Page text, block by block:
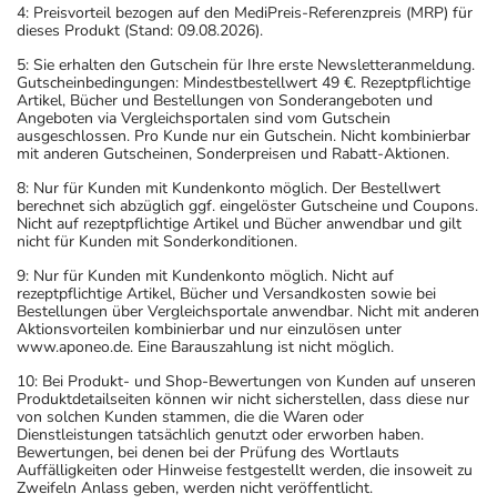
4: Preisvorteil bezogen auf den MediPreis-Referenzpreis (MRP) für
dieses Produkt (Stand: 09.08.2026).
5: Sie erhalten den Gutschein für Ihre erste Newsletteranmeldung.
Gutscheinbedingungen: Mindestbestellwert 49 €. Rezeptpflichtige
Artikel, Bücher und Bestellungen von Sonderangeboten und
Angeboten via Vergleichsportalen sind vom Gutschein
ausgeschlossen. Pro Kunde nur ein Gutschein. Nicht kombinierbar
mit anderen Gutscheinen, Sonderpreisen und Rabatt-Aktionen.
8: Nur für Kunden mit Kundenkonto möglich. Der Bestellwert
berechnet sich abzüglich ggf. eingelöster Gutscheine und Coupons.
Nicht auf rezeptpflichtige Artikel und Bücher anwendbar und gilt
nicht für Kunden mit Sonderkonditionen.
9: Nur für Kunden mit Kundenkonto möglich. Nicht auf
rezeptpflichtige Artikel, Bücher und Versandkosten sowie bei
Bestellungen über Vergleichsportale anwendbar. Nicht mit anderen
Aktionsvorteilen kombinierbar und nur einzulösen unter
www.aponeo.de. Eine Barauszahlung ist nicht möglich.
10: Bei Produkt- und Shop-Bewertungen von Kunden auf unseren
Produktdetailseiten können wir nicht sicherstellen, dass diese nur
von solchen Kunden stammen, die die Waren oder
Dienstleistungen tatsächlich genutzt oder erworben haben.
Bewertungen, bei denen bei der Prüfung des Wortlauts
Auffälligkeiten oder Hinweise festgestellt werden, die insoweit zu
Zweifeln Anlass geben, werden nicht veröffentlicht.